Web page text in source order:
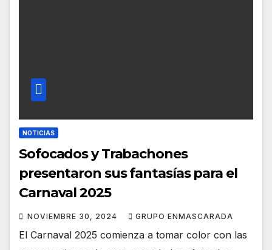
NOTICIAS
Sofocados y Trabachones
presentaron sus fantasías para el
Carnaval 2025
NOVIEMBRE 30, 2024 GRUPO ENMASCARADA
El Carnaval 2025 comienza a tomar color con las